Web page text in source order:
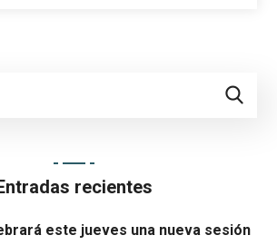
recientes
este jueves una nueva sesión